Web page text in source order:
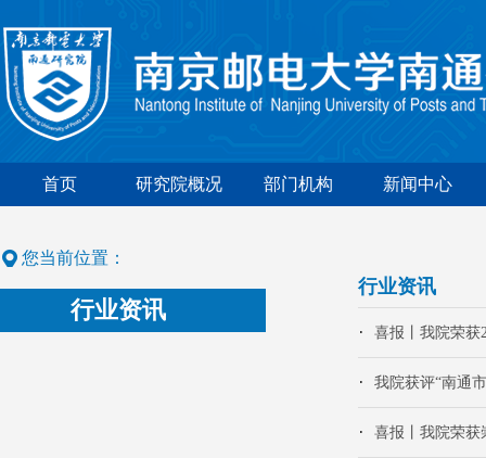
首页 研究院概况 部门机构 新闻中心
您当前位置：
行业资讯
行业资讯
喜报丨我院荣获
我院获评“南通
喜报丨我院荣获